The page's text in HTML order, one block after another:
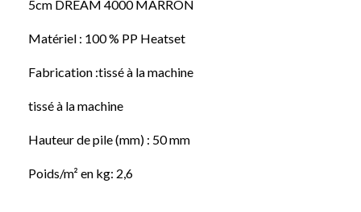
5cm DREAM 4000 MARRON
Matériel : 100 % PP Heatset
Fabrication :tissé à la machine
tissé à la machine
Hauteur de pile (mm) : 50 mm
Poids/m² en kg: 2,6